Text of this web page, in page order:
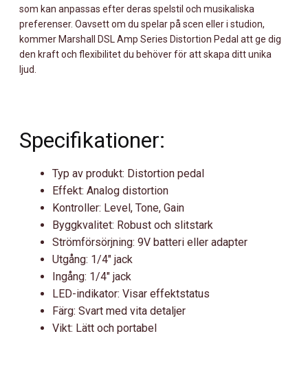
som kan anpassas efter deras spelstil och musikaliska
preferenser. Oavsett om du spelar på scen eller i studion,
kommer Marshall DSL Amp Series Distortion Pedal att ge dig
den kraft och flexibilitet du behöver för att skapa ditt unika
ljud.
Specifikationer:
Typ av produkt: Distortion pedal
Effekt: Analog distortion
Kontroller: Level, Tone, Gain
Byggkvalitet: Robust och slitstark
Strömförsörjning: 9V batteri eller adapter
Utgång: 1/4″ jack
Ingång: 1/4″ jack
LED-indikator: Visar effektstatus
Färg: Svart med vita detaljer
Vikt: Lätt och portabel